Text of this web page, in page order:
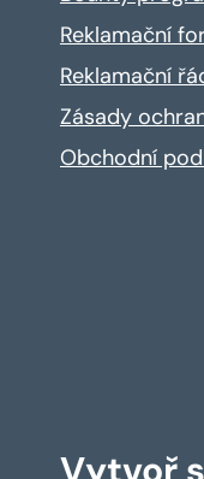
Reklamační
Reklamační
Zásady
Obchodní